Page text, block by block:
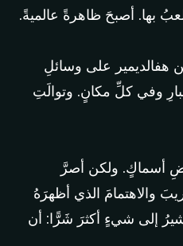
بها. أصبحَ ظاهرةً عالميةً.
هفالديمير على وسائلِ
وفي كلِّ مكانٍ. وتوالَتِ
أسماكٍ. ولكن أصرَّ
والاهتمامَ الذي أظهرَهُ
إلى شيءٍ أكثرَ شَرًّا: أن